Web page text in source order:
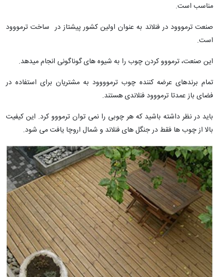
مناسب است.
صنعت ترمووود در فنلاند به عنوان اولین کشور پیشتاز در ساخت ترمووود
است.
این صنعت، ترمووو کردن چوب را به شیوه های گوناگونی انجام میدهد.
تمام برندهای عرضه کننده چوب ترموووود به مشتریان برای استفاده در
فضای باز عمدتا ترمووود فنلاندی هستند.
باید در نظر داشته باشید که هر چوبی را نمی توان ترمووو کرد. این کیفیت
بالا از چوب ها فقط در جنگل های فنلاند و شمال اروچا یافت می شود.